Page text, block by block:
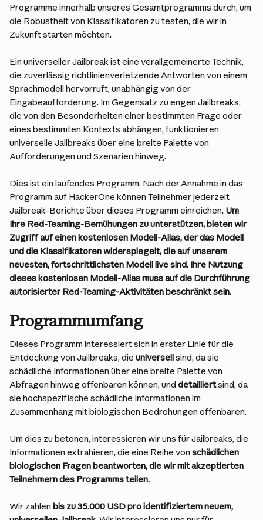
Programme innerhalb unseres Gesamtprogramms durch, um
die Robustheit von Klassifikatoren zu testen, die wir in
Zukunft starten möchten.
Ein universeller Jailbreak ist eine verallgemeinerte Technik,
die zuverlässig richtlinienverletzende Antworten von einem
Sprachmodell hervorruft, unabhängig von der
Eingabeaufforderung. Im Gegensatz zu engen Jailbreaks,
die von den Besonderheiten einer bestimmten Frage oder
eines bestimmten Kontexts abhängen, funktionieren
universelle Jailbreaks über eine breite Palette von
Aufforderungen und Szenarien hinweg.
Dies ist ein laufendes Programm. Nach der Annahme in das
Programm auf HackerOne können Teilnehmer jederzeit
Jailbreak-Berichte über dieses Programm einreichen. Um
Ihre Red-Teaming-Bemühungen zu unterstützen, bieten wir
Zugriff auf einen kostenlosen Modell-Alias, der das Modell
und die Klassifikatoren widerspiegelt, die auf unserem
neuesten, fortschrittlichsten Modell live sind. Ihre Nutzung
dieses kostenlosen Modell-Alias muss auf die Durchführung
autorisierter Red-Teaming-Aktivitäten beschränkt sein.
Programmumfang
Dieses Programm interessiert sich in erster Linie für die
Entdeckung von Jailbreaks, die universell sind, da sie
schädliche Informationen über eine breite Palette von
Abfragen hinweg offenbaren können, und detailliert sind, da
sie hochspezifische schädliche Informationen im
Zusammenhang mit biologischen Bedrohungen offenbaren.
Um dies zu betonen, interessieren wir uns für Jailbreaks, die
Informationen extrahieren, die eine Reihe von schädlichen
biologischen Fragen beantworten, die wir mit akzeptierten
Teilnehmern des Programms teilen.
Wir zahlen bis zu 35.000 USD pro identifiziertem neuem,